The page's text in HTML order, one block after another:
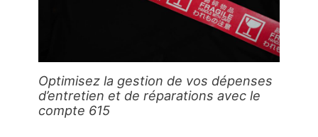
Optimisez la gestion de vos dépenses
d’entretien et de réparations avec le
compte 615